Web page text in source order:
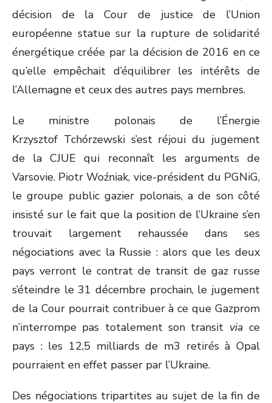
décision de la Cour de justice de l’Union
européenne statue sur la rupture de solidarité
énergétique créée par la décision de 2016 en ce
qu’elle empêchait d’équilibrer les intérêts de
l’Allemagne et ceux des autres pays membres.
Le ministre polonais de l’Énergie
Krzysztof Tchórzewski s’est réjoui du jugement
de la CJUE qui reconnaît les arguments de
Varsovie. Piotr Woźniak, vice-président du PGNiG,
le groupe public gazier polonais, a de son côté
insisté sur le fait que la position de l’Ukraine s’en
trouvait largement rehaussée dans ses
négociations avec la Russie : alors que les deux
pays verront le contrat de transit de gaz russe
s’éteindre le 31 décembre prochain, le jugement
de la Cour pourrait contribuer à ce que Gazprom
n’interrompe pas totalement son transit via ce
pays : les 12,5 milliards de m3 retirés à Opal
pourraient en effet passer par l’Ukraine.
Des négociations tripartites au sujet de la fin de